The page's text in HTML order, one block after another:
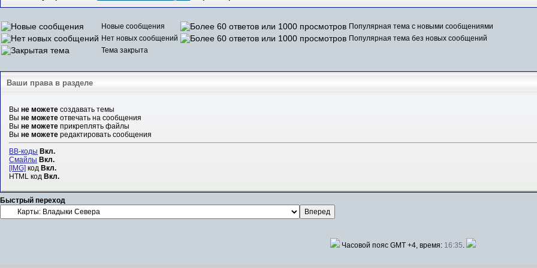
Новые сообщения
Популярная тема с новыми сообщениями
Нет новых сообщений
Популярная тема без новых сообщений
Тема закрыта
Ваши права в разделе
Выне можете создавать темы
Выне можете отвечать на сообщения
Выне можете прикреплять файлы
Выне можете редактировать сообщения
BB-коды Вкл.
Смайлы Вкл.
[IMG] код Вкл.
HTML код Вкл.
Быстрый переход
Часовой пояс GMT +4, время: 16:35